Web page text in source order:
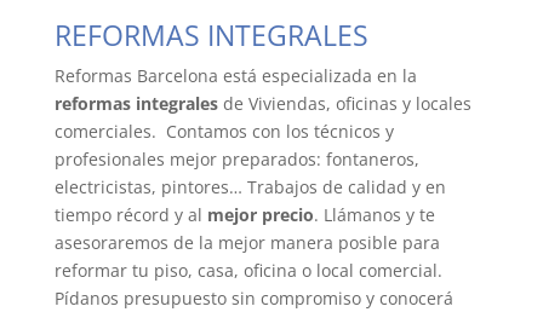
REFORMAS INTEGRALES
Reformas Barcelona está especializada en la
reformas integralesde Viviendas, oficinas y locales
comerciales. Contamos con los técnicos y
profesionales mejor preparados: fontaneros,
electricistas, pintores… Trabajos de calidad y en
tiempo récord y al mejor precio. Llámanos y te
asesoraremos de la mejor manera posible para
reformar tu piso, casa, oficina o local comercial.
Pídanos presupuesto sin compromiso y conocerá